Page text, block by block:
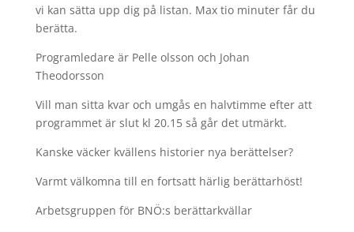
vi kan sätta upp dig på listan. Max tio minuter får du
berätta.
Programledare är Pelle olsson och Johan
Theodorsson
Vill man sitta kvar och umgås en halvtimme efter att
programmet är slut kl 20.15 så går det utmärkt.
Kanske väcker kvällens historier nya berättelser?
Varmt välkomna till en fortsatt härlig berättarhöst!
Arbetsgruppen för BNÖ:s berättarkvällar